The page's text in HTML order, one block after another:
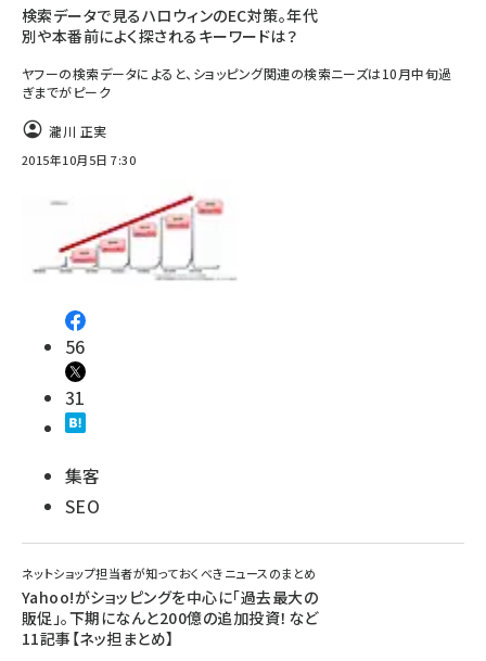
検索データで見るハロウィンのEC対策。年代
別や本番前によく探されるキーワードは？
ヤフーの検索データによると、ショッピング関連の検索ニーズは10月中旬過
ぎまでがピーク
瀧川 正実
2015年10月5日 7:30
56
31
集客
SEO
ネットショップ担当者が知っておくべきニュースのまとめ
Yahoo!がショッピングを中心に「過去最大の
販促」。下期になんと200億の追加投資！など
11記事【ネッ担まとめ】